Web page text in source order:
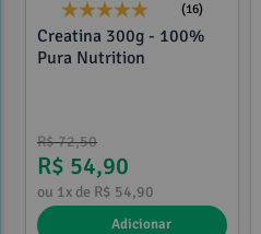
(16)
Creatina 300g - 100%
Pura Nutrition
R$72,50
R$ 54,90
ou 1x de R$ 54,90
Adicionar